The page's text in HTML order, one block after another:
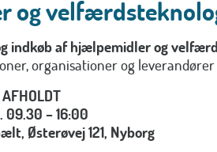
og
indkøb af hjælpemidler og
organisationer og leverandører
– 16:00
Østerøvej 121, Nyborg